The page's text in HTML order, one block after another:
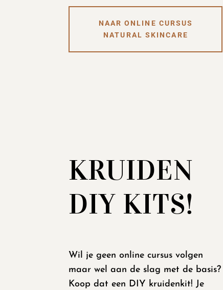
NAAR ONLINE CURSUS
NATURAL SKINCARE
KRUIDEN
DIY KITS!
Wil je geen online cursus volgen
maar wel aan de slag met de basis?
Koop dat een DIY kruidenkit! Je